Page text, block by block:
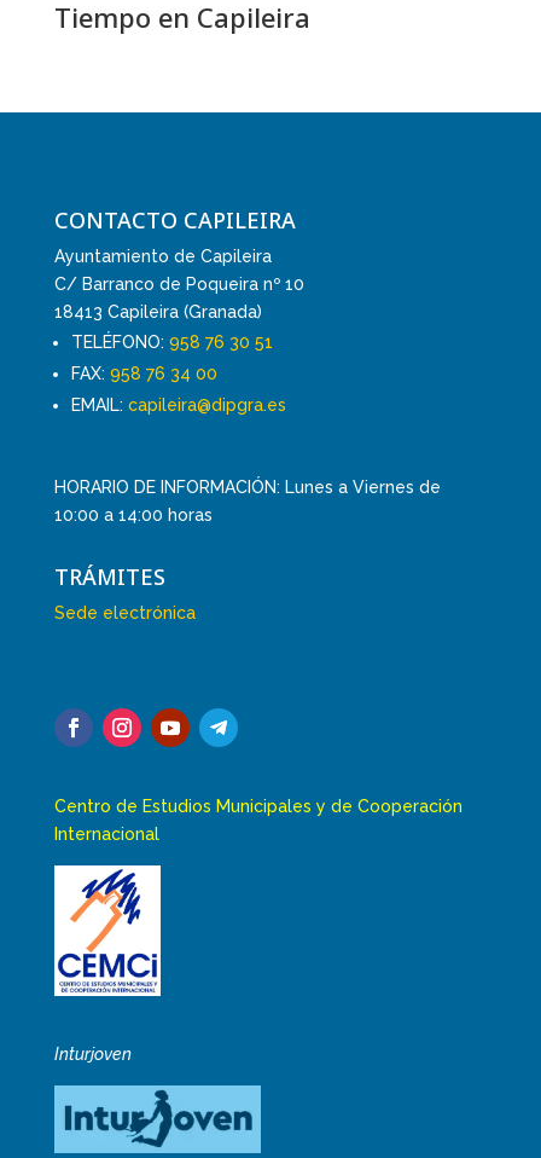
Tiempo en Capileira
CONTACTO CAPILEIRA
Ayuntamiento de Capileira
C/ Barranco de Poqueira nº 10
18413 Capileira (Granada)
TELÉFONO: 958 76 30 51
FAX: 958 76 34 00
EMAIL: capileira@dipgra.es
HORARIO DE INFORMACIÓN: Lunes a Viernes de
10:00 a 14:00 horas
TRÁMITES
Sede electrónica
Centro de Estudios Municipales y de Cooperación
Internacional
Inturjoven